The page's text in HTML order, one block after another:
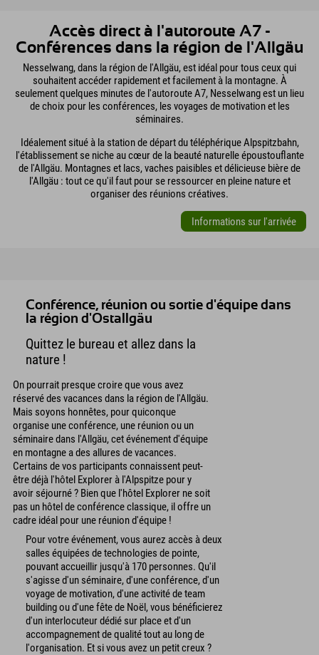
Accès direct à l'autoroute A7 -
Conférences dans la région de l'Allgäu
Nesselwang, dans la région de l'Allgäu, est idéal pour tous ceux qui
souhaitent accéder rapidement et facilement à la montagne. À
seulement quelques minutes de l'autoroute A7, Nesselwang est un lieu
de choix pour les conférences, les voyages de motivation et les
séminaires.
Idéalement situé à la station de départ du téléphérique Alpspitzbahn,
l'établissement se niche au cœur de la beauté naturelle époustouflante
de l'Allgäu. Montagnes et lacs, vaches paisibles et délicieuse bière de
l'Allgäu : tout ce qu'il faut pour se ressourcer en pleine nature et
organiser des réunions créatives.
Informations sur l'arrivée
Conférence, réunion ou sortie d'équipe dans
la région d'Ostallgäu
Quittez le bureau et allez dans la
nature !
On pourrait presque croire que vous avez
réservé des vacances dans la région de l'Allgäu.
Mais soyons honnêtes, pour quiconque
organise une conférence, une réunion ou un
séminaire dans l'Allgäu, cet événement d'équipe
en montagne a des allures de vacances.
Certains de vos participants connaissent peut-
être déjà l'hôtel Explorer à l'Alpspitze pour y
avoir séjourné ? Bien que l'hôtel Explorer ne soit
pas un hôtel de conférence classique, il offre un
cadre idéal pour une réunion d'équipe !
Pour votre événement, vous aurez accès à deux
salles équipées de technologies de pointe,
pouvant accueillir jusqu'à 170 personnes. Qu'il
s'agisse d'un séminaire, d'une conférence, d'un
voyage de motivation, d'une activité de team
building ou d'une fête de Noël, vous bénéficierez
d'un interlocuteur dédié sur place et d'un
accompagnement de qualité tout au long de
l'organisation. Et si vous avez un petit creux ?